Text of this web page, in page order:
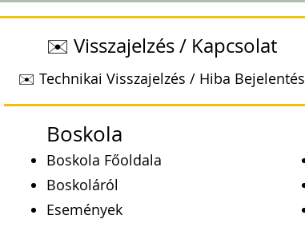
✉️ Visszajelzés / Kapcsolat
✉️ Technikai Visszajelzés / Hiba Bejelentés
Boskola
Boskola Főoldala
Boskoláról
Események